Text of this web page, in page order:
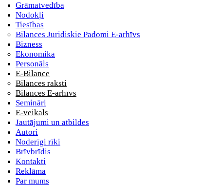
Grāmatvedība
Nodokļi
Tiesības
Bilances Juridiskie Padomi E-arhīvs
Bizness
Ekonomika
Personāls
E-Bilance
Bilances raksti
Bilances E-arhīvs
Semināri
E-veikals
Jautājumi un atbildes
Autori
Noderīgi rīki
Brīvbrīdis
Kontakti
Reklāma
Par mums